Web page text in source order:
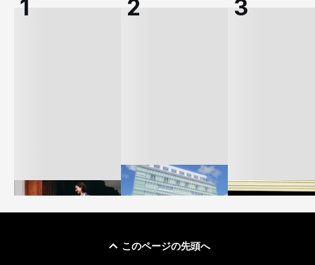
このページの先頭へ